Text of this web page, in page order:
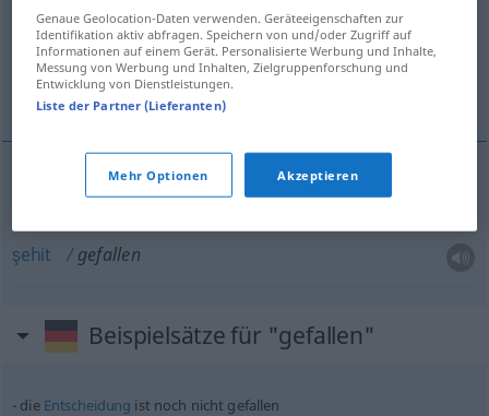
Übersicht aller Übersetzungen
(Für mehr Details die Übersetzung anklicken/antippen)
kayıp, şehit
gefallen
şehit gefallen
Beispielsätze für "gefallen"
die Entscheidung ist noch nicht gefallen
Genaue Geolocation-Daten verwenden. Geräteeigenschaften zur
Identifikation aktiv abfragen. Speichern von und/oder Zugriff auf
Informationen auf einem Gerät. Personalisierte Werbung und Inhalte,
Messung von Werbung und Inhalten, Zielgruppenforschung und
Entwicklung von Dienstleistungen.
Liste der Partner (Lieferanten)
Mehr Optionen Akzeptieren